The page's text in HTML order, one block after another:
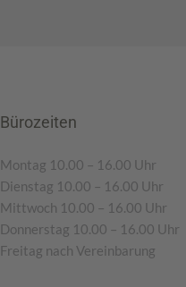
Bürozeiten
Montag 10.00 – 16.00 Uhr
Dienstag 10.00 – 16.00 Uhr
Mittwoch 10.00 – 16.00 Uhr
Donnerstag 10.00 – 16.00 Uhr
Freitag nach Vereinbarung